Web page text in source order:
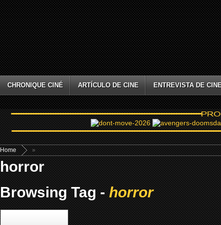
CHRONIQUE CINÉ ARTÍCULO DE CINE ENTREVISTA DE
Home »
horror
Browsing Tag -horror